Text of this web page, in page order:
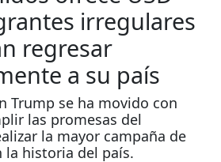
irregulares
regresar
a su país
Trump se ha movido con
las promesas del
la mayor campaña de
la historia del país.